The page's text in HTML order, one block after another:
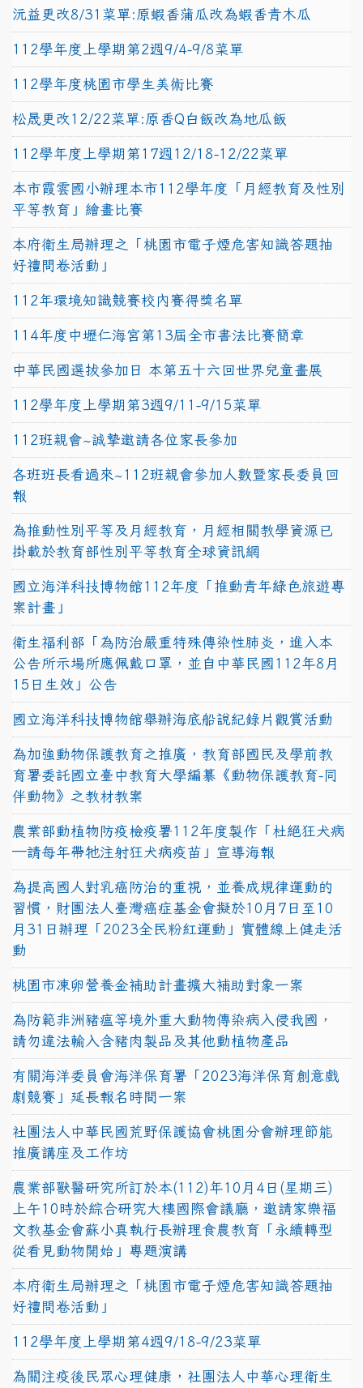
沅益更改8/31菜單:原蝦香蒲瓜改為蝦香青木瓜
112學年度上學期第2週9/4-9/8菜單
112學年度桃園市學生美術比賽
松晟更改12/22菜單:原香Q白飯改為地瓜飯
112學年度上學期第17週12/18-12/22菜單
本市霞雲國小辦理本市112學年度「月經教育及性別
平等教育」繪畫比賽
本府衛生局辦理之「桃園市電子煙危害知識答題抽
好禮問卷活動」
112年環境知識競賽校內賽得獎名單
114年度中壢仁海宮第13屆全市書法比賽簡章
中華民國選拔參加日 本第五十六回世界兒童畫展
112學年度上學期第3週9/11-9/15菜單
112班親會~誠摯邀請各位家長參加
各班班長看過來~112班親會參加人數暨家長委員回
報
為推動性別平等及月經教育，月經相關教學資源已
掛載於教育部性別平等教育全球資訊網
國立海洋科技博物館112年度「推動青年綠色旅遊專
案計畫」
衛生福利部「為防治嚴重特殊傳染性肺炎，進入本
公告所示場所應佩戴口罩，並自中華民國112年8月
15日生效」公告
國立海洋科技博物館舉辦海底船說紀錄片觀賞活動
為加強動物保護教育之推廣，教育部國民及學前教
育署委託國立臺中教育大學編纂《動物保護教育-同
伴動物》之教材教案
農業部動植物防疫檢疫署112年度製作「杜絕狂犬病
—請每年帶牠注射狂犬病疫苗」宣導海報
為提高國人對乳癌防治的重視，並養成規律運動的
習慣，財團法人臺灣癌症基金會擬於10月7日至10
月31日辦理「2023全民粉紅運動」實體線上健走活
動
桃園市凍卵營養金補助計畫擴大補助對象一案
為防範非洲豬瘟等境外重大動物傳染病入侵我國，
請勿違法輸入含豬肉製品及其他動植物產品
有關海洋委員會海洋保育署「2023海洋保育創意戲
劇競賽」延長報名時間一案
社團法人中華民國荒野保護協會桃園分會辦理節能
推廣講座及工作坊
農業部獸醫研究所訂於本(112)年10月4日(星期三)
上午10時於綜合研究大樓國際會議廳，邀請家樂福
文教基金會蘇小真執行長辦理食農教育「永續轉型
從看見動物開始」專題演講
本府衛生局辦理之「桃園市電子煙危害知識答題抽
好禮問卷活動」
112學年度上學期第4週9/18-9/23菜單
為關注疫後民眾心理健康，社團法人中華心理衛生